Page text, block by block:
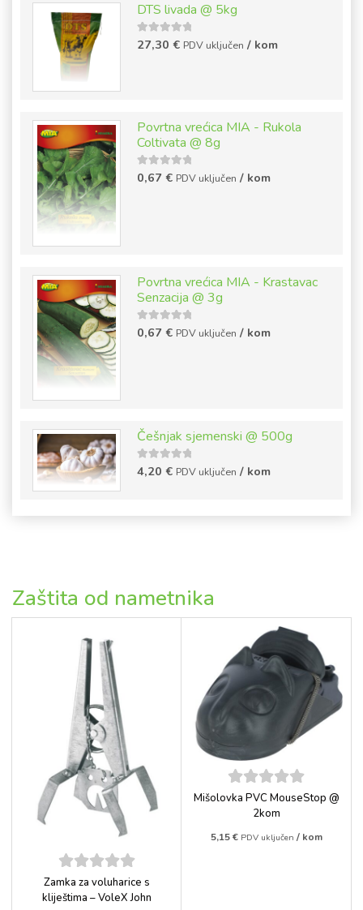
DTS livada @ 5kg
5out of
5
27,30€ PDV uključen / kom
Povrtna vrećica MIA - Rukola
Coltivata @ 8g
5 out of
5
0,67€ PDV uključen / kom
Povrtna vrećica MIA - Krastavac
Senzacija @ 3g
5 out of
5
0,67€ PDV uključen / kom
Češnjak sjemenski @ 500g
5 out of
5
4,20€ PDV uključen / kom
Zaštita od nametnika
5out of
5
Zamka za voluharice s
kliještima – VoleX John
5out of
Mišolovka PVC MouseStop @
2kom
5,15€ PDV uključen / kom